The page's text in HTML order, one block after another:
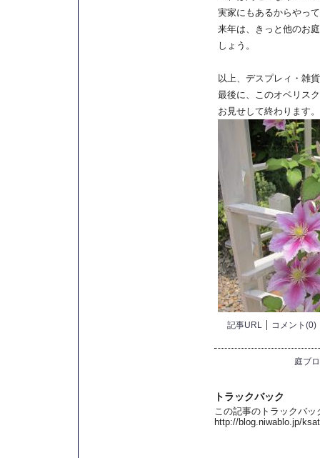
実家にもあるからやっ
来年は、きっと他のお
しょう。
以上、デスプレィ・雑
最後に、このオベリス
お見せして終わります。
記事URL コメント(0)
庭ブ
トラックバック
この記事のトラックバッ
http://blog.niwablo.jp/